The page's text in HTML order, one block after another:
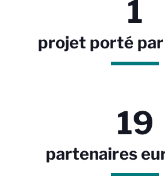
1
projet porté par
19
partenaires